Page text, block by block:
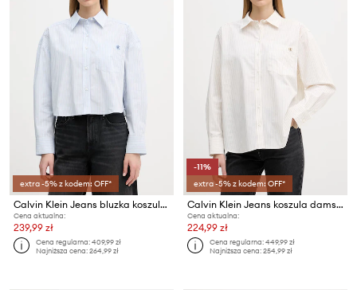
extra -5% z kodem: OFF*
Calvin Klein Jeans bluzka koszulowa damska bawełniana
Cena aktualna:
239,99 zł
Cena regularna:409,99 zł
Najniższa cena:264,99 zł
-11%
extra -5% z kodem: OFF*
Calvin Klein Jeans koszula damska bawełniana
Cena aktualna:
224,99 zł
Cena regularna:449,99 zł
Najniższa cena:254,99 zł